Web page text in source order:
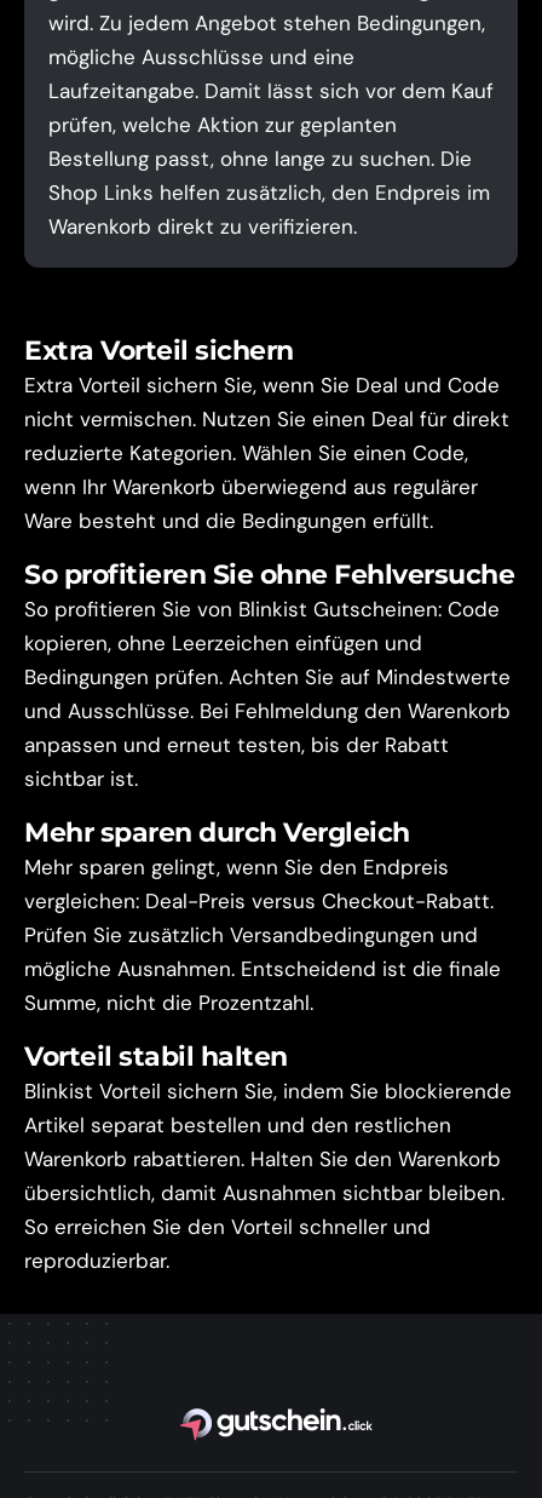
wird. Zu jedem Angebot stehen Bedingungen,
mögliche Ausschlüsse und eine
Laufzeitangabe. Damit lässt sich vor dem Kauf
prüfen, welche Aktion zur geplanten
Bestellung passt, ohne lange zu suchen. Die
Shop Links helfen zusätzlich, den Endpreis im
Warenkorb direkt zu verifizieren.
Extra Vorteil sichern
Extra Vorteil sichern Sie, wenn Sie Deal und Code
nicht vermischen. Nutzen Sie einen Deal für direkt
reduzierte Kategorien. Wählen Sie einen Code,
wenn Ihr Warenkorb überwiegend aus regulärer
Ware besteht und die Bedingungen erfüllt.
So profitieren Sie ohne Fehlversuche
So profitieren Sie von Blinkist Gutscheinen: Code
kopieren, ohne Leerzeichen einfügen und
Bedingungen prüfen. Achten Sie auf Mindestwerte
und Ausschlüsse. Bei Fehlmeldung den Warenkorb
anpassen und erneut testen, bis der Rabatt
sichtbar ist.
Mehr sparen durch Vergleich
Mehr sparen gelingt, wenn Sie den Endpreis
vergleichen: Deal-Preis versus Checkout-Rabatt.
Prüfen Sie zusätzlich Versandbedingungen und
mögliche Ausnahmen. Entscheidend ist die finale
Summe, nicht die Prozentzahl.
Vorteil stabil halten
Blinkist Vorteil sichern Sie, indem Sie blockierende
Artikel separat bestellen und den restlichen
Warenkorb rabattieren. Halten Sie den Warenkorb
übersichtlich, damit Ausnahmen sichtbar bleiben.
So erreichen Sie den Vorteil schneller und
reproduzierbar.